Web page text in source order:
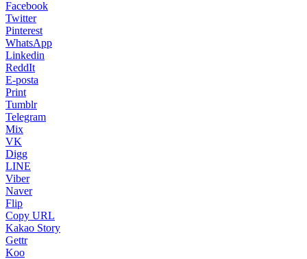
Facebook
Twitter
Pinterest
WhatsApp
Linkedin
ReddIt
E-posta
Print
Tumblr
Telegram
Mix
VK
Digg
LINE
Viber
Naver
Flip
Copy URL
Kakao Story
Gettr
Koo